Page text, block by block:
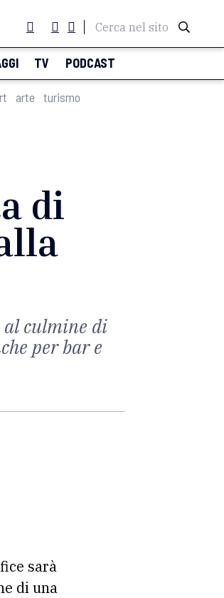
Cerca nel sito
TV PODCAST
arte turismo
di
al culmine di
per bar e
sarà
di una